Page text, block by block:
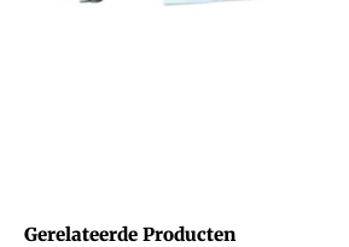
Gerelateerde Producten